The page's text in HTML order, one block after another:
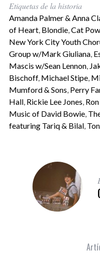
Etiquetas de la historia
Amanda Palmer & Anna
of Heart, Blondie,Cat
New York City Youth
Group w/Mark Giuliana,
Mascis w/Sean Lennon,
Bischoff, Michael Stipe,
Mumford & Sons, Perry
Hall, Rickie Lee Jones,
Music of David Bowie,
featuring Tariq & Bilal,